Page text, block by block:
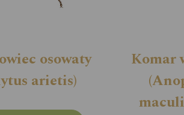
osowaty
arietis)
Komar